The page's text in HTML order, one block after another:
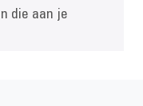
die aan je